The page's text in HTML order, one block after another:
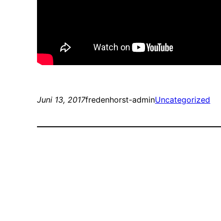
Juni 13, 2017fredenhorst-adminUncategorized